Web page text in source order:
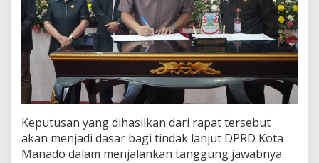
Keputusan yang dihasilkan dari rapat tersebut
akan menjadi dasar bagi tindak lanjut DPRD Kota
Manado dalam menjalankan tanggung jawabnya.